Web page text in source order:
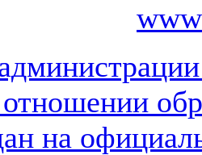
на